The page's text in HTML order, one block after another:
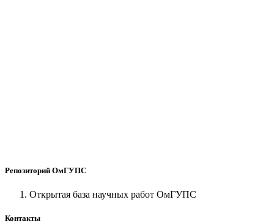
Репозиторий ОмГУПС
Открытая база научных работ ОмГУПС
Контакты